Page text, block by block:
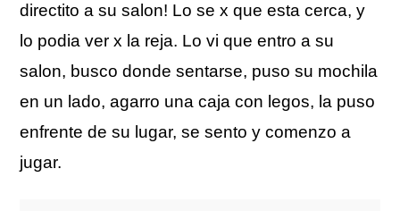
directito a su salon! Lo se x que esta cerca, y
lo podia ver x la reja. Lo vi que entro a su
salon, busco donde sentarse, puso su mochila
en un lado, agarro una caja con legos, la puso
enfrente de su lugar, se sento y comenzo a
jugar.